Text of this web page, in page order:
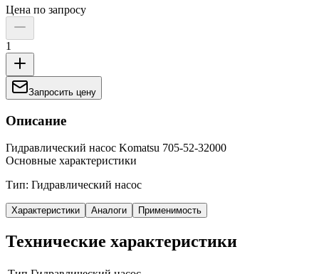
Цена по запросу
1
Запросить цену
Описание
Гидравлический насос Komatsu 705-52-32000
Основные характеристики
Тип: Гидравлический насос
Характеристики Аналоги Применимость
Технические характеристики